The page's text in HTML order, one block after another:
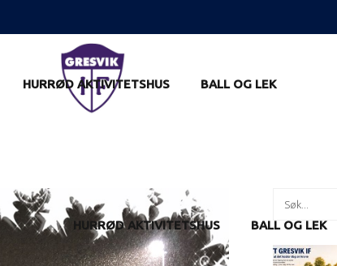
HURRØD AKTIVITETSHUS BALL OG LEK
HURRØD AKTIVITETSHUS BALL OG LEK
Search
for: